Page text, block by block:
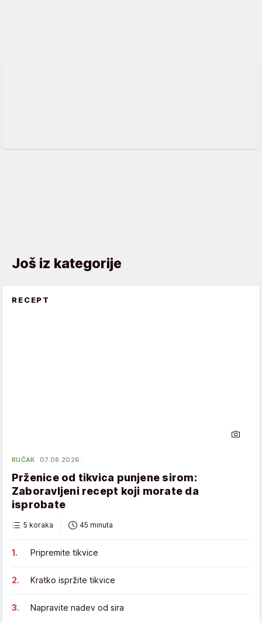
Još iz kategorije
RECEPT
RUČAK 07.08.2026.
Prženice od tikvica punjene sirom:
Zaboravljeni recept koji morate da
isprobate
5 koraka 45 minuta
Pripremite tikvice
Kratko ispržite tikvice
Napravite nadev od sira